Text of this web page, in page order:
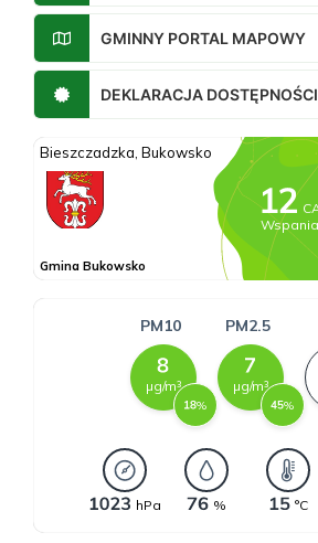
GMINNY PORTAL MAPOWY
DEKLARACJA DOSTĘPNOŚCI